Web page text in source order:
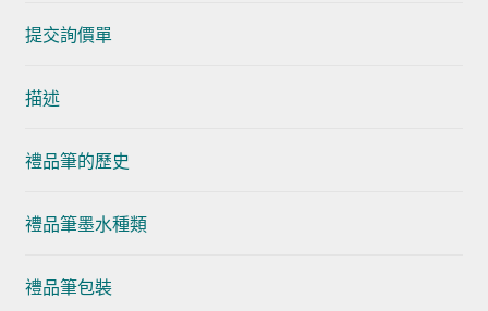
提交詢價單
描述
禮品筆的歷史
禮品筆墨水種類
禮品筆包裝